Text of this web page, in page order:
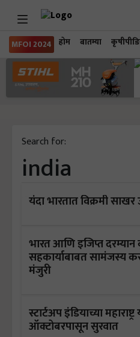
MFOI 2024 होम बातम्या
Search for:
india
यंदा भारतात विक्रमी साखर
भारत आणि इजिप्त दरम्यान
सहकार्याबाबत सामंजस्य
मंजुरी
स्टार्टअप इंडियाच्या महाराष्ट्र
ऑक्टोबरपासून सुरवात